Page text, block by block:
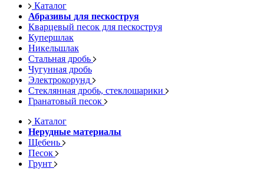
Каталог
Абразивы для пескоструя
Кварцевый песок для пескоструя
Купершлак
Никельшлак
Стальная дробь
Чугунная дробь
Электрокорунд
Стеклянная дробь, стеклошарики
Гранатовый песок
Каталог
Нерудные материалы
Щебень
Песок
Грунт